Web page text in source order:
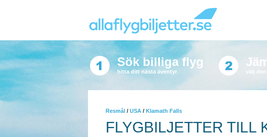
Sök billiga flyg
hitta ditt nästa äventyr välj
Resmål / USA / Klamath Falls
FLYGBILJETTER TILL